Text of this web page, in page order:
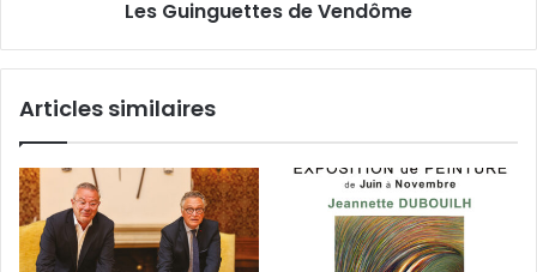
s
V
e
n
d
Les Guinguettes de Vendôme
Articles similaires